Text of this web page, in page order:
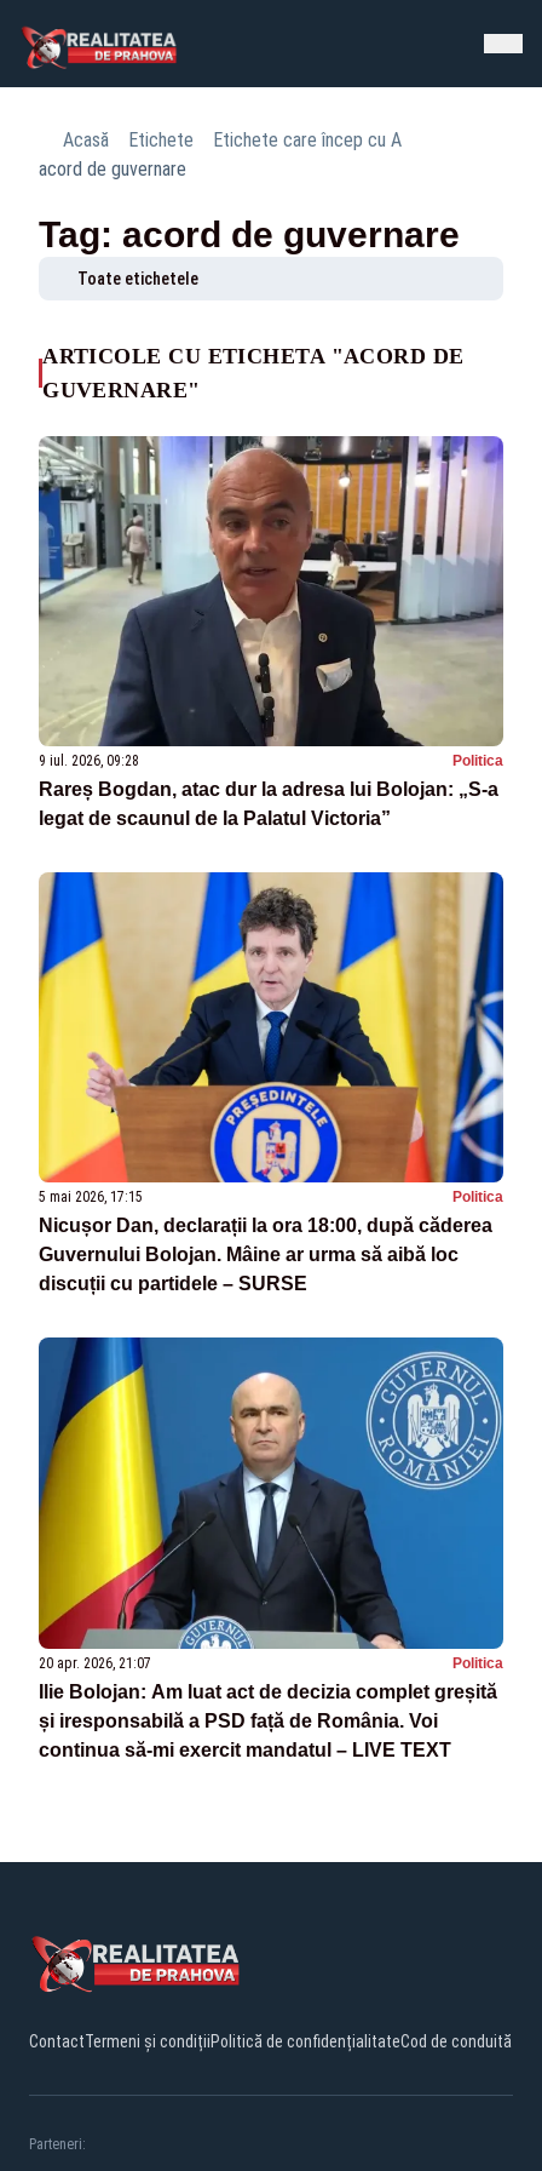
Acasă Etichete
Etichete care încep cu A
acord de guvernare
Tag: acord de guvernare
Toate etichetele
ARTICOLE CU ETICHETA "ACORD DE
GUVERNARE"
9 iul. 2026, 09:28 Politica
Rareș Bogdan, atac dur la adresa lui Bolojan: „S-a
legat de scaunul de la Palatul Victoria”
5 mai 2026, 17:15 Politica
Nicușor Dan, declarații la ora 18:00, după căderea
Guvernului Bolojan. Mâine ar urma să aibă loc
discuții cu partidele – SURSE
20 apr. 2026, 21:07 Politica
Ilie Bolojan: Am luat act de decizia complet greșită
și iresponsabilă a PSD față de România. Voi
continua să-mi exercit mandatul – LIVE TEXT
ContactTermeni și condițiiPolitică de confidențialitateCod de conduită
Parteneri: